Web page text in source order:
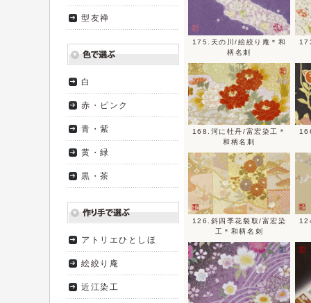
175.天の川/絵絞り庵＊和
柄名刺
168.河に牡丹/富宏染工＊
和柄名刺
126.斜四季花裂取/富宏染
工＊和柄名刺
型友禅
白
赤・ピンク
青・紫
黄・緑
黒・茶
アトリエひとしほ
絵絞り庵
近江染工